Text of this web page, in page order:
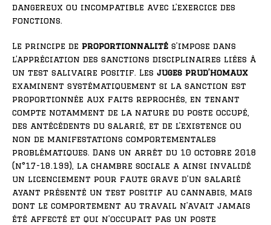
dangereux ou incompatible avec l’exercice des
fonctions.
Le principe de proportionnalité s’impose dans
l’appréciation des sanctions disciplinaires liées à
un test salivaire positif. Les juges prud’homaux
examinent systématiquement si la sanction est
proportionnée aux faits reprochés, en tenant
compte notamment de la nature du poste occupé,
des antécédents du salarié, et de l’existence ou
non de manifestations comportementales
problématiques. Dans un arrêt du 10 octobre 2018
(n°17-18.199), la chambre sociale a ainsi invalidé
un licenciement pour faute grave d’un salarié
ayant présenté un test positif au cannabis, mais
dont le comportement au travail n’avait jamais
été affecté et qui n’occupait pas un poste